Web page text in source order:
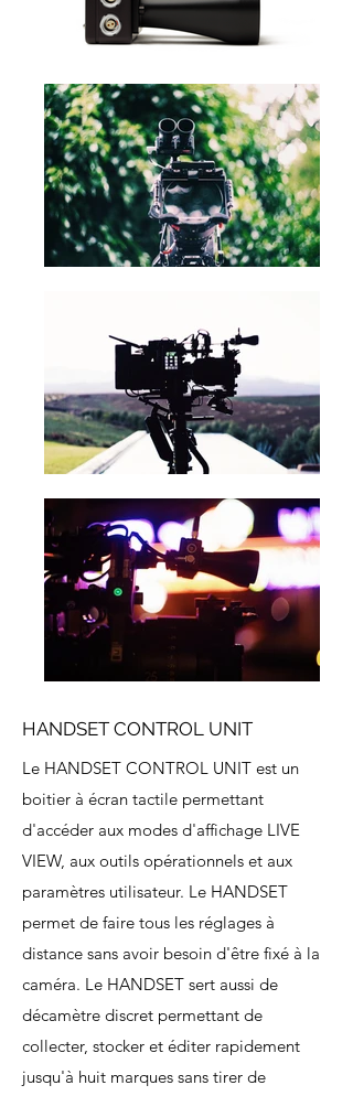
HANDSET CONTROL UNIT
Le HANDSET CONTROL UNIT est un
boitier à écran tactile permettant
d'accéder aux modes d'affichage LIVE
VIEW, aux outils opérationnels et aux
paramètres utilisateur. Le HANDSET
permet de faire tous les réglages à
distance sans avoir besoin d'être fixé à la
caméra. Le HANDSET sert aussi de
décamètre discret permettant de
collecter, stocker et éditer rapidement
jusqu'à huit marques sans tirer de